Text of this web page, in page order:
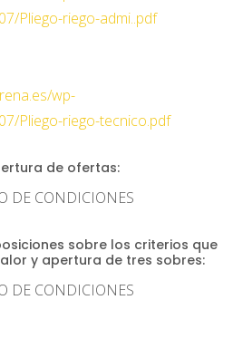
Pliego-riego-admi..pdf
wp-
Pliego-riego-tecnico.pdf
de ofertas:
DE CONDICIONES
sobre los criterios que
y apertura de tres sobres:
DE CONDICIONES